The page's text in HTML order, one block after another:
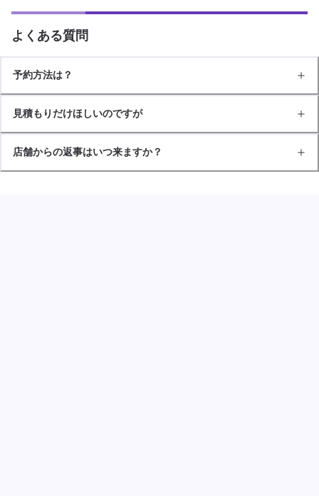
よくある質問
予約方法は？
見積もりだけほしいのですが
店舗からの返事はいつ来ますか？